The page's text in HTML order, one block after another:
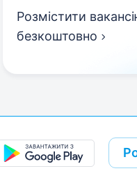
Розмістити
безкоштовно